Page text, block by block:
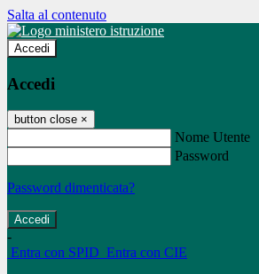
Salta al contenuto
Accedi
Accedi
button close ×
Nome Utente
Password
Password dimenticata?
-
Entra con SPID Entra con CIE